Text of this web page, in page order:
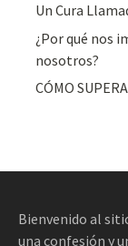
Un Cura
¿Por qué nos
nosotros?
CÓMO
Bienvenido al
una confesión y